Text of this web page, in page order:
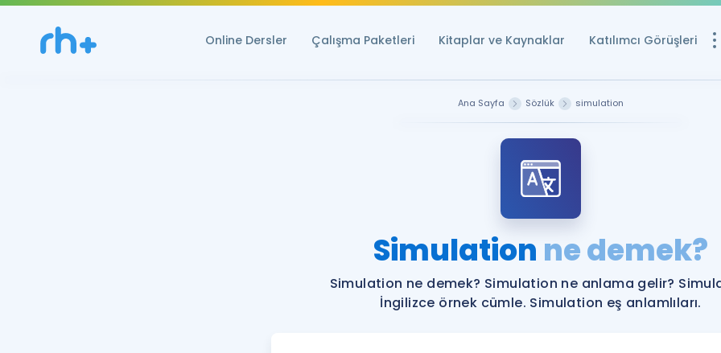
Online Dersler Çalışma Paketleri Kitaplar ve Kaynaklar Katılımcı Görüşleri
YDS ve YÖKDİL
YDS ve YÖKDİL'e
Tüm ÖSYM
Ana Sayfa Sözlük simulation
Simulation ne demek?
Simulation ne demek? Simulation ne anlama gelir?
İngilizce örnek cümle. Simulation eş anlamlıları.